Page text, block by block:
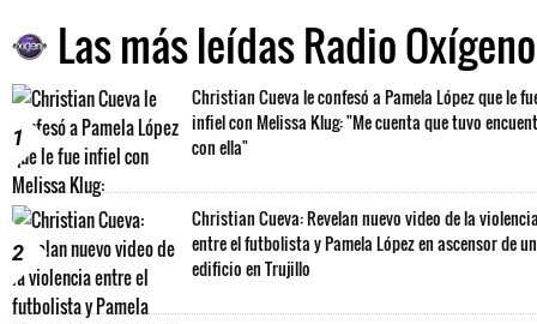
Las más leídas Radio Oxígeno
1
Christian Cueva le confesó a Pamela López que le
infiel con Melissa Klug: "Me cuenta que tuvo
con ella"
2
Christian Cueva: Revelan nuevo video de la
entre el futbolista y Pamela López en ascensor de un
edificio en Trujillo